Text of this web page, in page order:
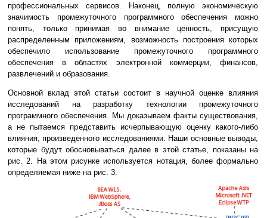
профессиональных сервисов. Наконец, полную экономическую
значимость промежуточного программного обеспечения можно
понять, только принимая во внимание ценность, присущую
распределенным приложениям, возможность построения которых
обеспечило использование промежуточного программного
обеспечения в областях электронной коммерции, финансов,
развлечений и образования.
Основной вклад этой статьи состоит в научной оценке влияния
исследований на разработку технологии промежуточного
программного обеспечения. Мы доказываем факты существования,
а не пытаемся представить исчерпывающую оценку какого-либо
влияния, произведенного исследованиями. Наши основные выводы,
которые будут обосновываться далее в этой статье, показаны на
рис. 2. На этом рисунке используется нотация, более формально
определяемая ниже на рис. 3.